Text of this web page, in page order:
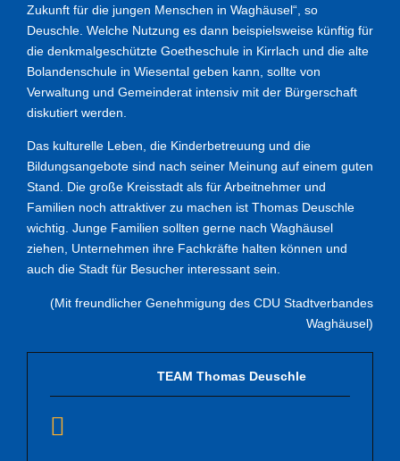
Zukunft für die jungen Menschen in Waghäusel“, so
Deuschle. Welche Nutzung es dann beispielsweise künftig für
die denkmalgeschützte Goetheschule in Kirrlach und die alte
Bolandenschule in Wiesental geben kann, sollte von
Verwaltung und Gemeinderat intensiv mit der Bürgerschaft
diskutiert werden.
Das kulturelle Leben, die Kinderbetreuung und die
Bildungsangebote sind nach seiner Meinung auf einem guten
Stand. Die große Kreisstadt als für Arbeitnehmer und
Familien noch attraktiver zu machen ist Thomas Deuschle
wichtig. Junge Familien sollten gerne nach Waghäusel
ziehen, Unternehmen ihre Fachkräfte halten können und
auch die Stadt für Besucher interessant sein.
(Mit freundlicher Genehmigung des CDU Stadtverbandes
Waghäusel)
TEAM Thomas Deuschle